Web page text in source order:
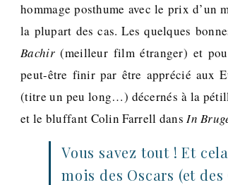
hommage posthume avec le prix d’un
la plupart des cas. Les quelques
Bachir(meilleur film étranger) et
peut-être finir par être apprécié aux
(titre un peu long…) décernés à la
et le bluffant Colin Farrell dansIn
Vous savez tout ! Et
mois des Oscars (et